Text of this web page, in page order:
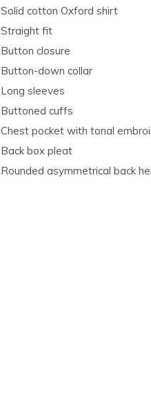
Solid cotton Oxford shirt
Straight fit
Button closure
Button-down collar
Long sleeves
Buttoned cuffs
Chest pocket with tonal
Back box pleat
Rounded asymmetrical back